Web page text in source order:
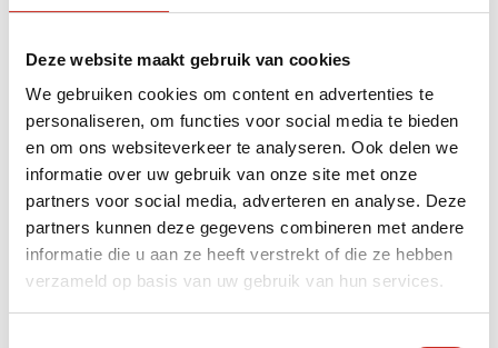
Deze website maakt gebruik van cookies
We gebruiken cookies om content en advertenties te
personaliseren, om functies voor social media te bieden
en om ons websiteverkeer te analyseren. Ook delen we
informatie over uw gebruik van onze site met onze
partners voor social media, adverteren en analyse. Deze
partners kunnen deze gegevens combineren met andere
informatie die u aan ze heeft verstrekt of die ze hebben
verzameld op basis van uw gebruik van hun services.
In de avond gaan we eten bij Noodle 3, een